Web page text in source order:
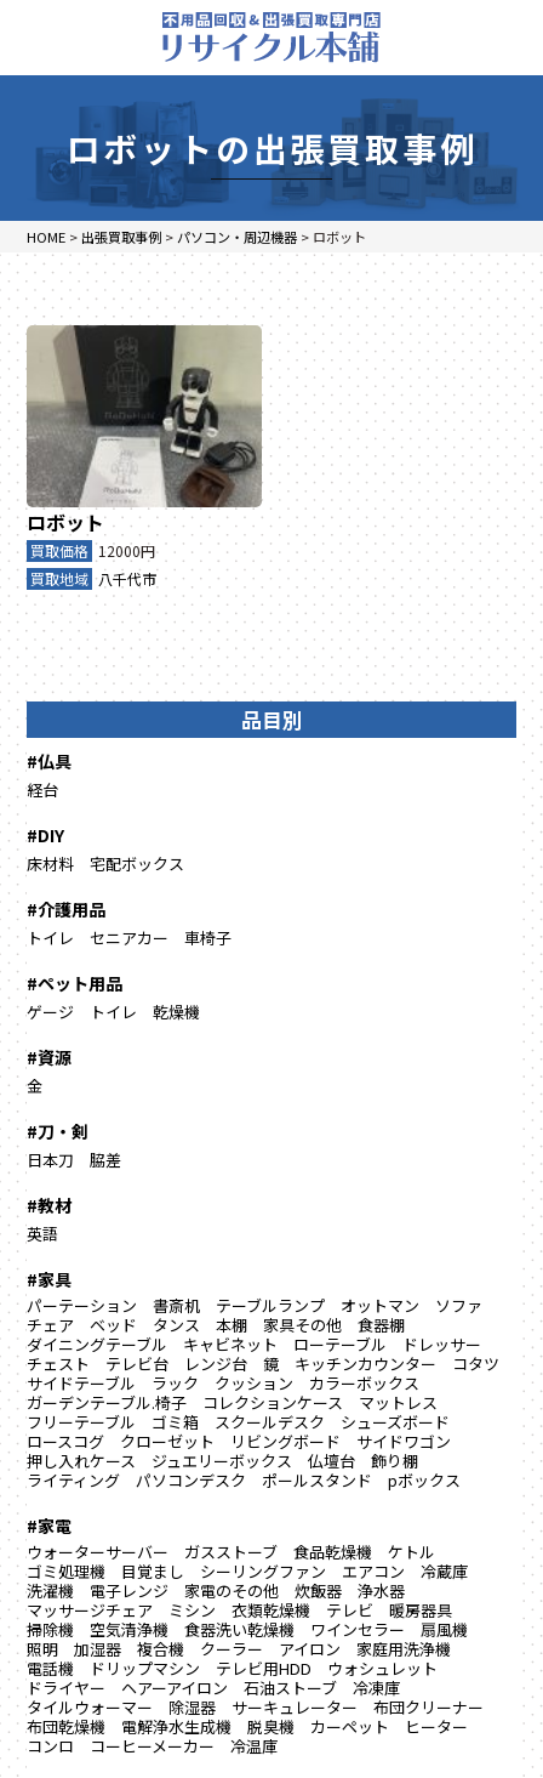
ロボットの出張買取事例
HOME > 出張買取事例 >パソコン・周辺機器 > ロボット
ロボット
買取価格 12000円
買取地域 八千代市
品目別
#仏具
経台
#DIY
床材料 宅配ボックス
#介護用品
トイレ セニアカー 車椅子
#ペット用品
ゲージ トイレ 乾燥機
#資源
金
#刀・剣
日本刀 脇差
#教材
英語
#家具
パーテーション 書斎机 テーブルランプ オットマン
ソファ
チェア
ベッド タンス 本棚 家具その他
食器棚
ダイニングテーブル
キャビネット ローテーブル
ドレッサー
チェスト
テレビ台 レンジ台 鏡 キッチンカウンター
コタツ
サイドテーブル
ラック クッション
カラーボックス
ガーデンテーブル.椅子
コレクションケース
マットレス
フリーテーブル
ゴミ箱 スクールデスク
シューズボード
ロースコグ
クローゼット リビングボード
サイドワゴン
押し入れケース
ジュエリーボックス 仏壇台
飾り棚
ライティング
パソコンデスク ポールスタンド pボックス
#家電
ウォーターサーバー ガスストーブ 食品乾燥機
ケトル
ゴミ処理機
目覚まし シーリングファン エアコン
冷蔵庫
洗濯機
電子レンジ 家電のその他 炊飯器
浄水器
マッサージチェア
ミシン 衣類乾燥機 テレビ
暖房器具
掃除機
空気清浄機 食器洗い乾燥機 ワインセラー
扇風機
照明
加湿器 複合機 クーラー アイロン
家庭用洗浄機
電話機
ドリップマシン テレビ用HDD
ウォシュレット
ドライヤー
ヘアーアイロン 石油ストーブ
冷凍庫
タイルウォーマー
除湿器 サーキュレーター
布団クリーナー
布団乾燥機
電解浄水生成機 脱臭機 カーペット
ヒーター
コンロ
コーヒーメーカー 冷温庫